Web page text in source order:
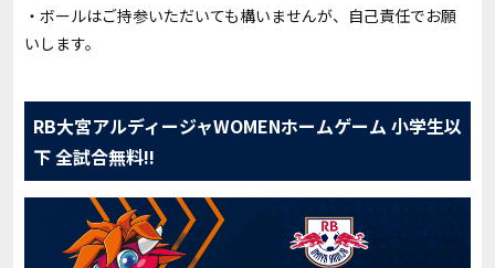
・ボールはご持参いただいても構いませんが、自己責任でお願
いします。
RB大宮アルディージャWOMENホームゲーム 小学生以
下 全試合無料!!